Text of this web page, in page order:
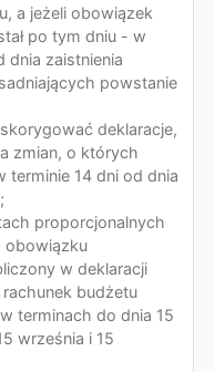
a jeżeli obowiązek
po tym dniu - w
dnia zaistnienia
powstanie
deklaracje,
zmian, o których
terminie 14 dni od dnia
proporcjonalnych
obowiązku
w deklaracji
budżetu
terminach do dnia 15
września i 15